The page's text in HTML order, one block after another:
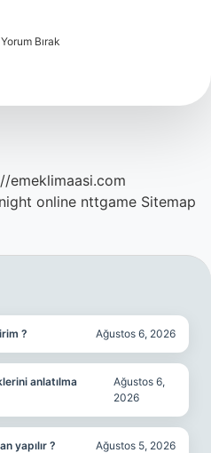
Yorum Bırak
emeklimaasi.com
online nttgame Sitemap
? Ağustos 6, 2026
anlatılma
Ağustos 6,
2026
yapılır ? Ağustos 5, 2026